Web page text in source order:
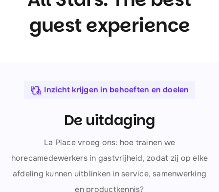
guest experience
Inzicht krijgen in behoeften en doelen
De uitdaging
La Place vroeg ons: hoe trainen we
horecamedewerkers in gastvrijheid, zodat zij op elke
afdeling kunnen uitblinken in service, samenwerking
en productkennis?